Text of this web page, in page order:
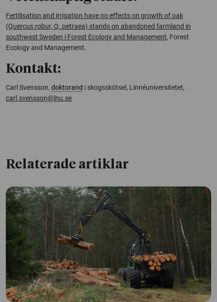
Fertilisation and irrigation have no effects on growth of oak
(Quercus robur, Q. petraea) stands on abandoned farmland in
southwest Sweden i Forest Ecology and Management, Forest
Ecology and Management.
Kontakt:
Carl Svensson, doktorand i skogsskötsel, Linnéuniversitetet,
carl.svensson@lnu.se
Relaterade artiklar